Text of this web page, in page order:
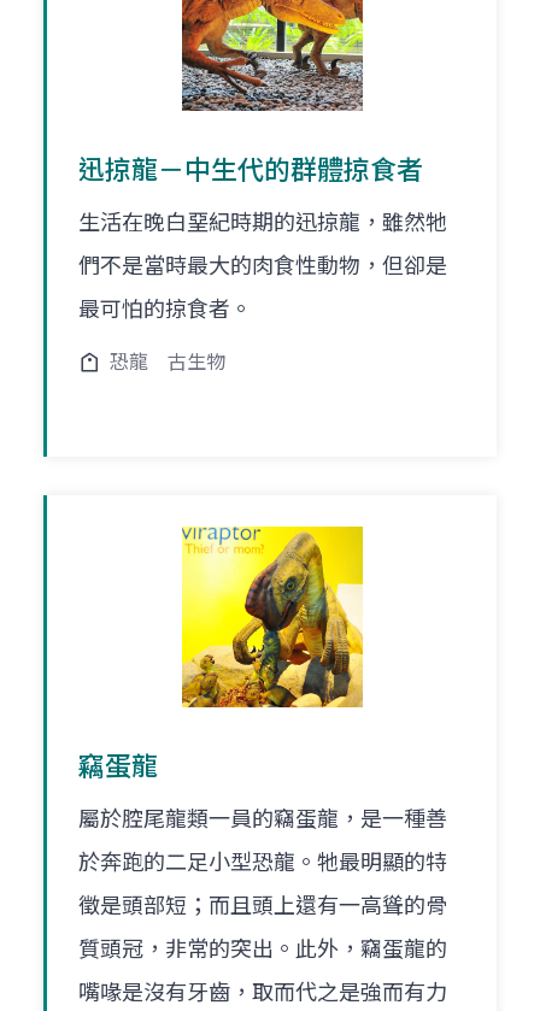
迅掠龍－中生代的群體掠食者
生活在晚白堊紀時期的迅掠龍，雖然牠
們不是當時最大的肉食性動物，但卻是
最可怕的掠食者。
恐龍 古生物
竊蛋龍
屬於腔尾龍類一員的竊蛋龍，是一種善
於奔跑的二足小型恐龍。牠最明顯的特
徵是頭部短；而且頭上還有一高聳的骨
質頭冠，非常的突出。此外，竊蛋龍的
嘴喙是沒有牙齒，取而代之是強而有力